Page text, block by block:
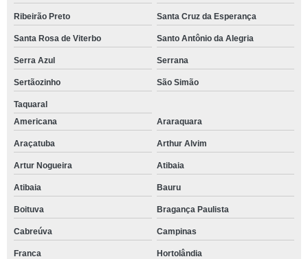
Ribeirão Preto Santa Cruz da Esperança
Santa Rosa de Viterbo Santo Antônio da Alegria
Serra Azul Serrana
Sertãozinho São Simão
Taquaral
Americana
Araraquara
Araçatuba Arthur Alvim
Artur Nogueira Atibaia
Atibaia Bauru
Boituva Bragança Paulista
Cabreúva Campinas
Franca Hortolândia